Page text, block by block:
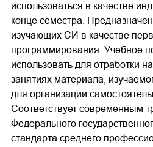
использоваться в качестве
конце семестра.
изучающих СИ в качестве
программирования. Учебное
использовать для отработки
занятиях материала,
для организации
Соответствует современным
Федерального
стандарта среднего